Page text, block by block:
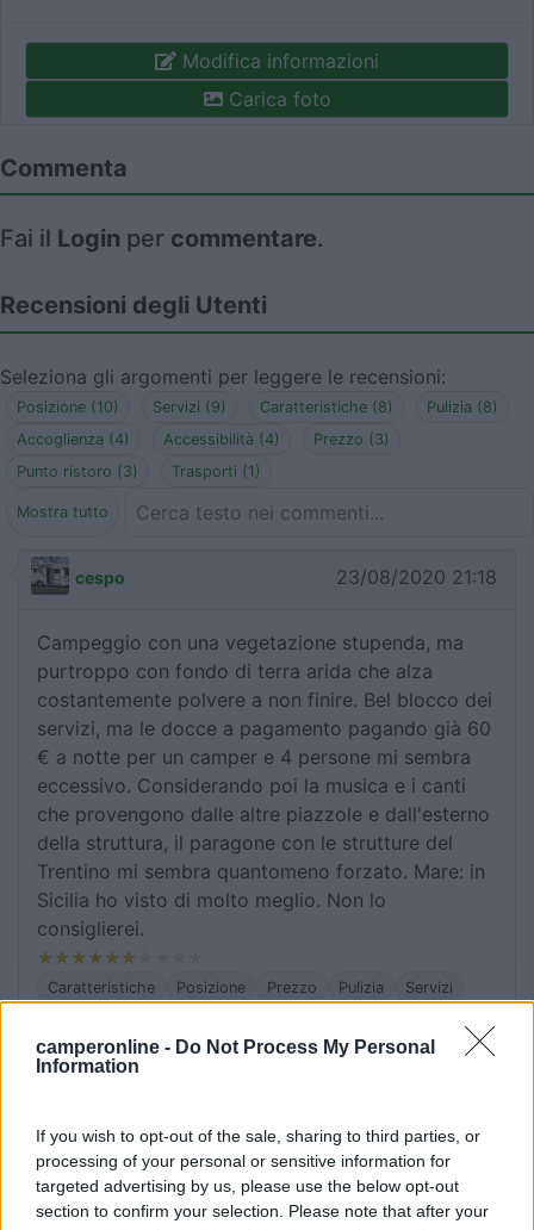
camperonline - Do Not Process My Personal
Information
If you wish to opt-out of the sale, sharing to third parties, or
processing of your personal or sensitive information for
targeted advertising by us, please use the below opt-out
section to confirm your selection. Please note that after your
Modifica informazioni
Carica foto
Commenta
Fai il Login per commentare.
Recensioni degli Utenti
Seleziona gli argomenti per leggere le recensioni:
Posizione (10) Servizi (9) Caratteristiche (8)
Pulizia (8)
Accoglienza (4)
Accessibilità (4)
Prezzo (3)
Punto ristoro (3)
Trasporti (1)
Mostra tutto
cespo 23/08/2020 21:18
Campeggio con una vegetazione stupenda, ma
purtroppo con fondo di terra arida che alza
costantemente polvere a non finire. Bel blocco dei
servizi, ma le docce a pagamento pagando già 60
€ a notte per un camper e 4 persone mi sembra
eccessivo. Considerando poi la musica e i canti
che provengono dalle altre piazzole e dall'esterno
della struttura, il paragone con le strutture del
Trentino mi sembra quantomeno forzato. Mare: in
Sicilia ho visto di molto meglio. Non lo
consiglierei.
Caratteristiche Posizione Prezzo Pulizia Servizi
laurettanet 20/08/2020 13:50
Pessima esperienza. Premessa: posto
meraviglioso, vegetazione e mare bellissimo.
Pessimo il proprietario, prepotente, senza un
minimo di organizzazione interna del campeggio;